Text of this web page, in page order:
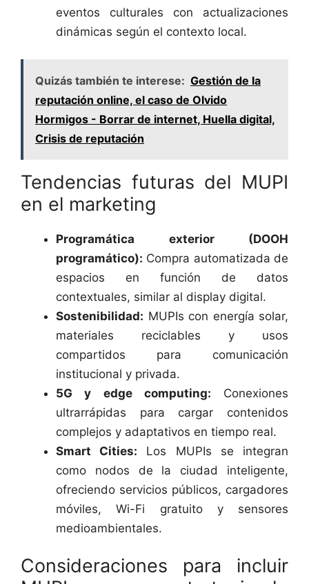
eventos culturales con actualizaciones
dinámicas según el contexto local.
Quizás también te interese: Gestión de la
reputación online, el caso de Olvido
Hormigos - Borrar de internet, Huella digital,
Crisis de reputación
Tendencias futuras del MUPI
en el marketing
Programática exterior (DOOH
programático): Compra automatizada de
espacios en función de datos
contextuales, similar al display digital.
Sostenibilidad: MUPIs con energía solar,
materiales reciclables y usos
compartidos para comunicación
institucional y privada.
5G y edge computing: Conexiones
ultrarrápidas para cargar contenidos
complejos y adaptativos en tiempo real.
Smart Cities: Los MUPIs se integran
como nodos de la ciudad inteligente,
ofreciendo servicios públicos, cargadores
móviles, Wi-Fi gratuito y sensores
medioambientales.
Consideraciones para incluir